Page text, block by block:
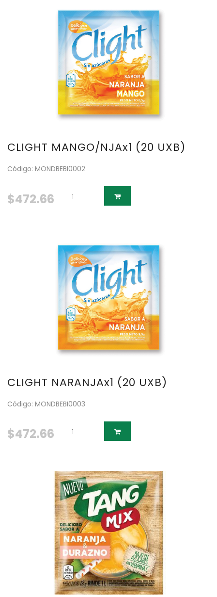
CLIGHT MANGO/NJAx1 (20 UXB)
Código: MONDBEBI0002
$472.66
CLIGHT NARANJAx1 (20 UXB)
Código: MONDBEBI0003
$472.66